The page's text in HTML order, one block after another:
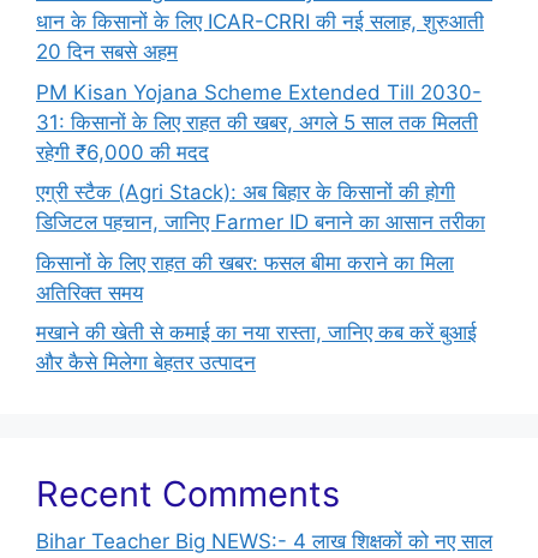
धान के किसानों के लिए ICAR-CRRI की नई सलाह, शुरुआती
20 दिन सबसे अहम
PM Kisan Yojana Scheme Extended Till 2030-
31: किसानों के लिए राहत की खबर, अगले 5 साल तक मिलती
रहेगी ₹6,000 की मदद
एग्री स्टैक (Agri Stack): अब बिहार के किसानों की होगी
डिजिटल पहचान, जानिए Farmer ID बनाने का आसान तरीका
किसानों के लिए राहत की खबर: फसल बीमा कराने का मिला
अतिरिक्त समय
मखाने की खेती से कमाई का नया रास्ता, जानिए कब करें बुआई
और कैसे मिलेगा बेहतर उत्पादन
Recent Comments
Bihar Teacher Big NEWS:- 4 लाख शिक्षकों को नए साल